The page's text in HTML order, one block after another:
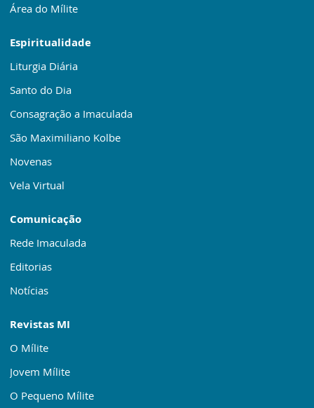
Área do Mílite
Espiritualidade
Liturgia Diária
Santo do Dia
Consagração a Imaculada
São Maximiliano Kolbe
Novenas
Vela Virtual
Comunicação
Rede Imaculada
Editorias
Notícias
Revistas MI
O Mílite
Jovem Mílite
O Pequeno Mílite